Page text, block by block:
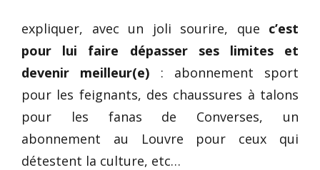
expliquer, avec un joli sourire, que c’est
pour lui faire dépasser ses limites et
devenir meilleur(e) : abonnement sport
pour les feignants, des chaussures à talons
pour les fanas de Converses, un
abonnement au Louvre pour ceux qui
détestent la culture, etc…